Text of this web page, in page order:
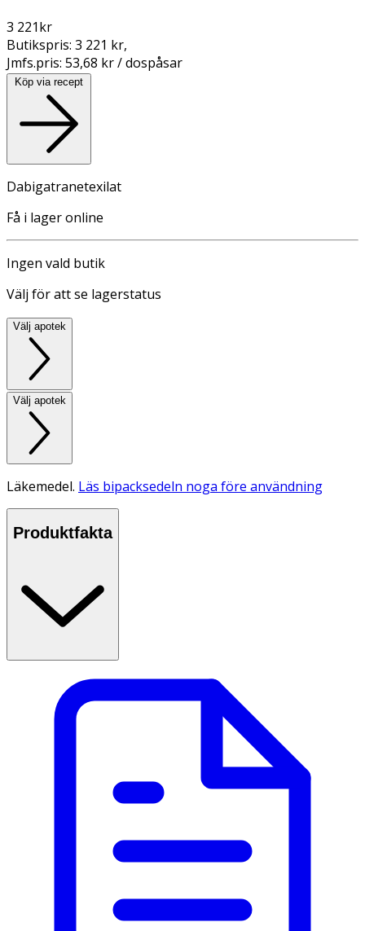
3 221kr
Butikspris: 3 221 kr,
Jmfs.pris: 53,68 kr / dospåsar
Köp via recept
Dabigatranetexilat
Få i lager online
Ingen vald butik
Välj för att se lagerstatus
Välj apotek
Välj apotek
Läkemedel. Läs bipacksedeln noga före användning
Produktfakta